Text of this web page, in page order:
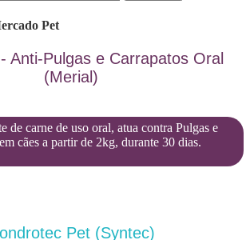
Pet
Anti-Pulgas e Carrapatos Oral
(Merial)
de carne de uso oral, atua contra Pulgas e
cães a partir de 2kg, durante 30 dias.
Pet (Syntec)